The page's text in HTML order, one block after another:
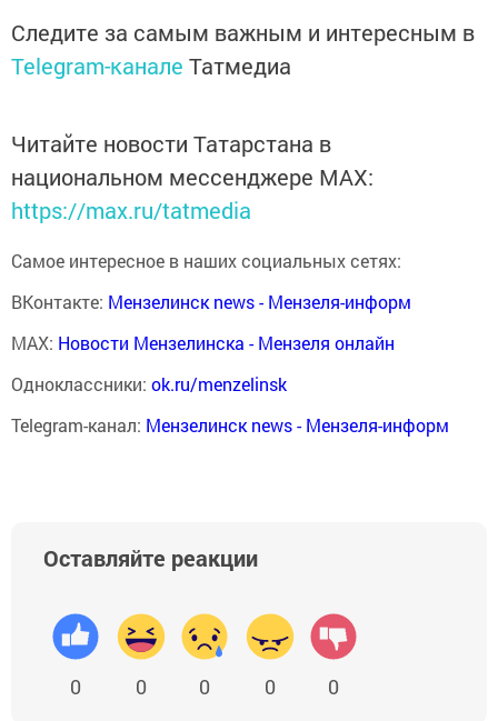
Следите за самым важным и интересным в
Telegram-канале Татмедиа
Читайте новости Татарстана в
национальном мессенджере MАХ:
https://max.ru/tatmedia
Самое интересное в наших социальных сетях:
ВКонтакте: Мензелинск news - Мензеля-информ
MAX: Новости Мензелинска - Мензеля онлайн
Одноклассники: ok.ru/menzelinsk
Telegram-канал: Мензелинск news - Мензеля-информ
Оставляйте реакции
0 0 0 0 0